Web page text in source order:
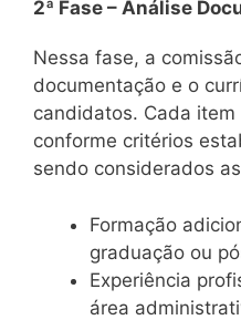
2ª Fase – Análise
Nessa fase, a
documentação e o
candidatos. Cada
conforme critérios
sendo considerados
Formação
graduação ou
Experiência
área